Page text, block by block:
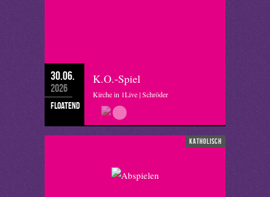
30.06.
2026
floatend
K.O.-Spiel
Kirche in 1Live | Schröder
katholisch